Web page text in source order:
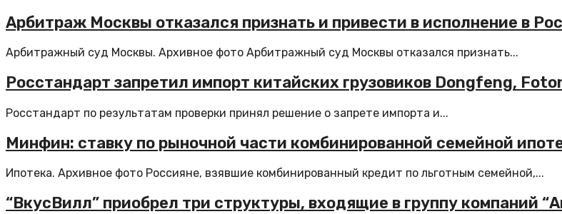
Арбитраж Москвы отказался признать и привести в исполнение в
Арбитражный суд Москвы. Архивное фото Арбитражный суд Москвы отказался признать...
Росстандарт запретил импорт китайских грузовиков Dongfeng,
Росстандарт по результатам проверки принял решение о запрете импорта и...
Минфин: ставку по рыночной части комбинированной семейной
Ипотека. Архивное фото Россияне, взявшие комбинированный кредит по льготным семейной,...
“ВкусВилл” приобрел три структуры, входящие в группу компаний